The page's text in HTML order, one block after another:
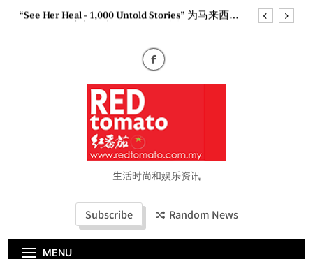
Skip“See Her Heal – 1,000 Untold Stories” 为马来西亚
妈妈提供分享剖腹产复原历程的空间
Epson reinvents affordable printing with next-
generation EcoTank Series
Couture Fashion Week Malaysia 2026– Press
“See Her Heal – 1,000 Untold Stories” 为马来西亚
妈妈提供分享剖腹产复原历程的空间
2026 全国房地产大奖创历史纪录 见证马来西亚房
地产经纪行业蓬勃发展生活时尚和娱乐资讯
Subscribe Random News
MENU